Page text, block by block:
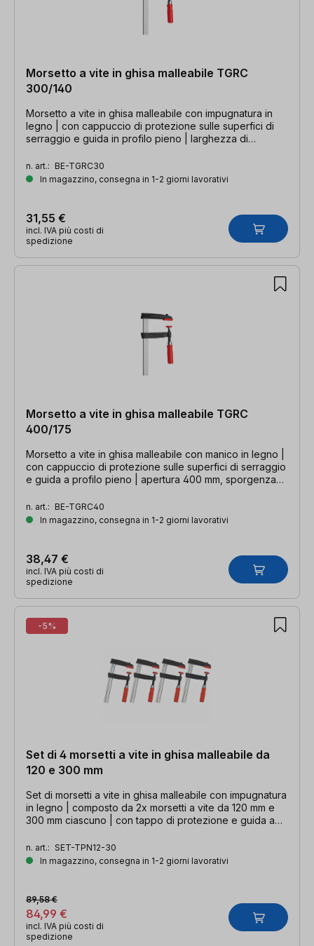
Morsetto a vite in ghisa malleabile TGRC
300/140
Morsetto a vite in ghisa malleabile con impugnatura in
legno | con cappuccio di protezione sulle superfici di
serraggio e guida in profilo pieno | larghezza di
35 x 9 mm
n. art.: BE-TGRC30
In magazzino, consegna in 1-2 giorni lavorativi
31,55 €
incl. IVA più costi di
spedizione
Morsetto a vite in ghisa malleabile TGRC
400/175
Morsetto a vite in ghisa malleabile con manico in legno |
con cappuccio di protezione sulle superfici di serraggio
e guida a profilo pieno | apertura 400 mm, sporgenza
n. art.: BE-TGRC40
In magazzino, consegna in 1-2 giorni lavorativi
38,47 €
incl. IVA più costi di
spedizione
-5%
Set di 4 morsetti a vite in ghisa malleabile da
120 e 300 mm
Set di morsetti a vite in ghisa malleabile con impugnatura
in legno | composto da 2x morsetti a vite da 120 mm e
300 mm ciascuno | con tappo di protezione e guida a
n. art.: SET-TPN12-30
In magazzino, consegna in 1-2 giorni lavorativi
84,99 €
89,58 €
incl. IVA più costi di
spedizione